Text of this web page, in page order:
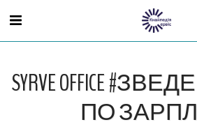
SYRVE OFFICE
ПО